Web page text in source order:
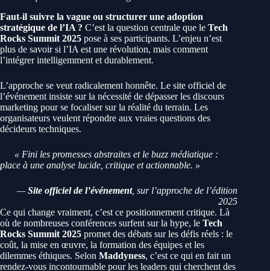
Faut-il suivre la vague ou structurer une adoption
stratégique de l’IA ? C’est la question centrale que le Tech
Rocks Summit 2025 pose à ses participants. L’enjeu n’est
plus de savoir si l’IA est une révolution, mais comment
l’intégrer intelligemment et durablement.
L’approche se veut radicalement honnête. Le site officiel de
l’événement insiste sur la nécessité de dépasser les discours
marketing pour se focaliser sur la réalité du terrain. Les
organisateurs veulent répondre aux vraies questions des
décideurs techniques.
« Fini les promesses abstraites et le buzz médiatique :
place à une analyse lucide, critique et actionnable. »
—Site officiel de l’événement, sur l’approche de l’édition
2025
Ce qui change vraiment, c’est ce positionnement critique. Là
où de nombreuses conférences surfent sur la hype, le Tech
Rocks Summit 2025 promet des débats sur les défis réels : le
coût, la mise en œuvre, la formation des équipes et les
dilemmes éthiques. Selon Maddyness, c’est ce qui en fait un
rendez-vous incontournable pour les leaders qui cherchent des